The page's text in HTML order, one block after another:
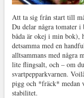
Att ta sig från start till
Du delar några tomater i
båda är okej i min bok),
detsamma med en
alltsammans med några
lite flingsalt, och – om
svartpepparkvarnen.
pigg och *fräck* medan
stabilitet.